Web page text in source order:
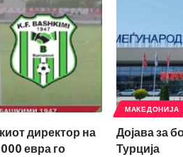
директор на
евра го
МАКЕДОНИЈА
Дојава за
Турција